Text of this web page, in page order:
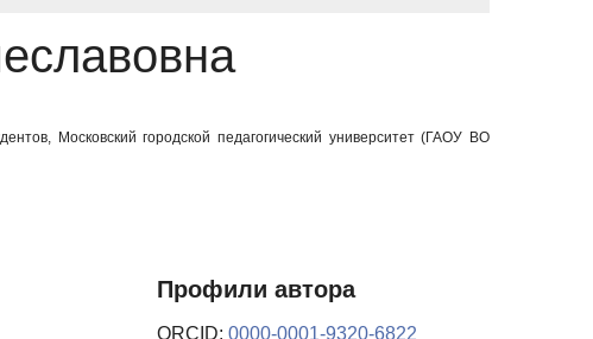
Московский городской педагогический университет (ГАОУ ВО
Профили автора
ORCID: 0000-0001-9320-6822